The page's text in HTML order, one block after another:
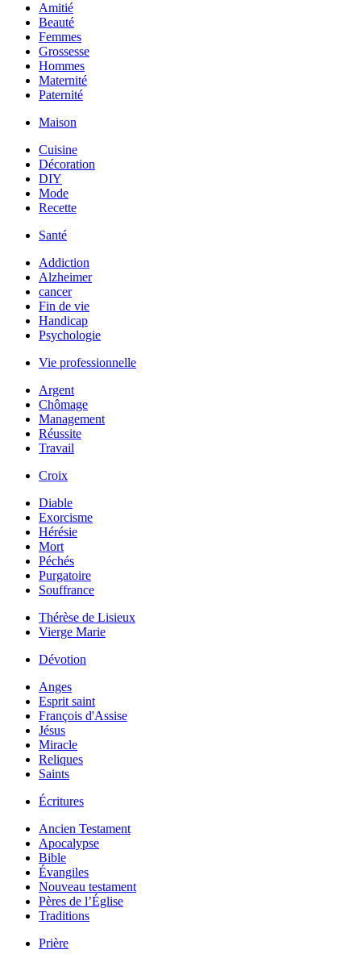
Amitié
Beauté
Femmes
Grossesse
Hommes
Maternité
Paternité
Maison
Cuisine
Décoration
DIY
Mode
Recette
Santé
Addiction
Alzheimer
cancer
Fin de vie
Handicap
Psychologie
Vie professionnelle
Argent
Chômage
Management
Réussite
Travail
Croix
Diable
Exorcisme
Hérésie
Mort
Péchés
Purgatoire
Souffrance
Thérèse de Lisieux
Vierge Marie
Dévotion
Anges
Esprit saint
François d'Assise
Jésus
Miracle
Reliques
Saints
Écritures
Ancien Testament
Apocalypse
Bible
Évangiles
Nouveau testament
Pères de l’Église
Traditions
Prière